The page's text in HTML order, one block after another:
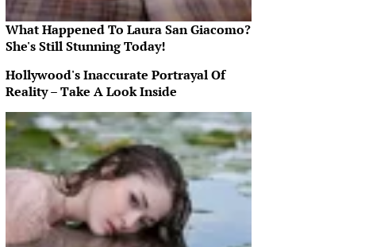
What Happened To Laura San Giacomo?
She's Still Stunning Today!
Hollywood's Inaccurate Portrayal Of
Reality – Take A Look Inside